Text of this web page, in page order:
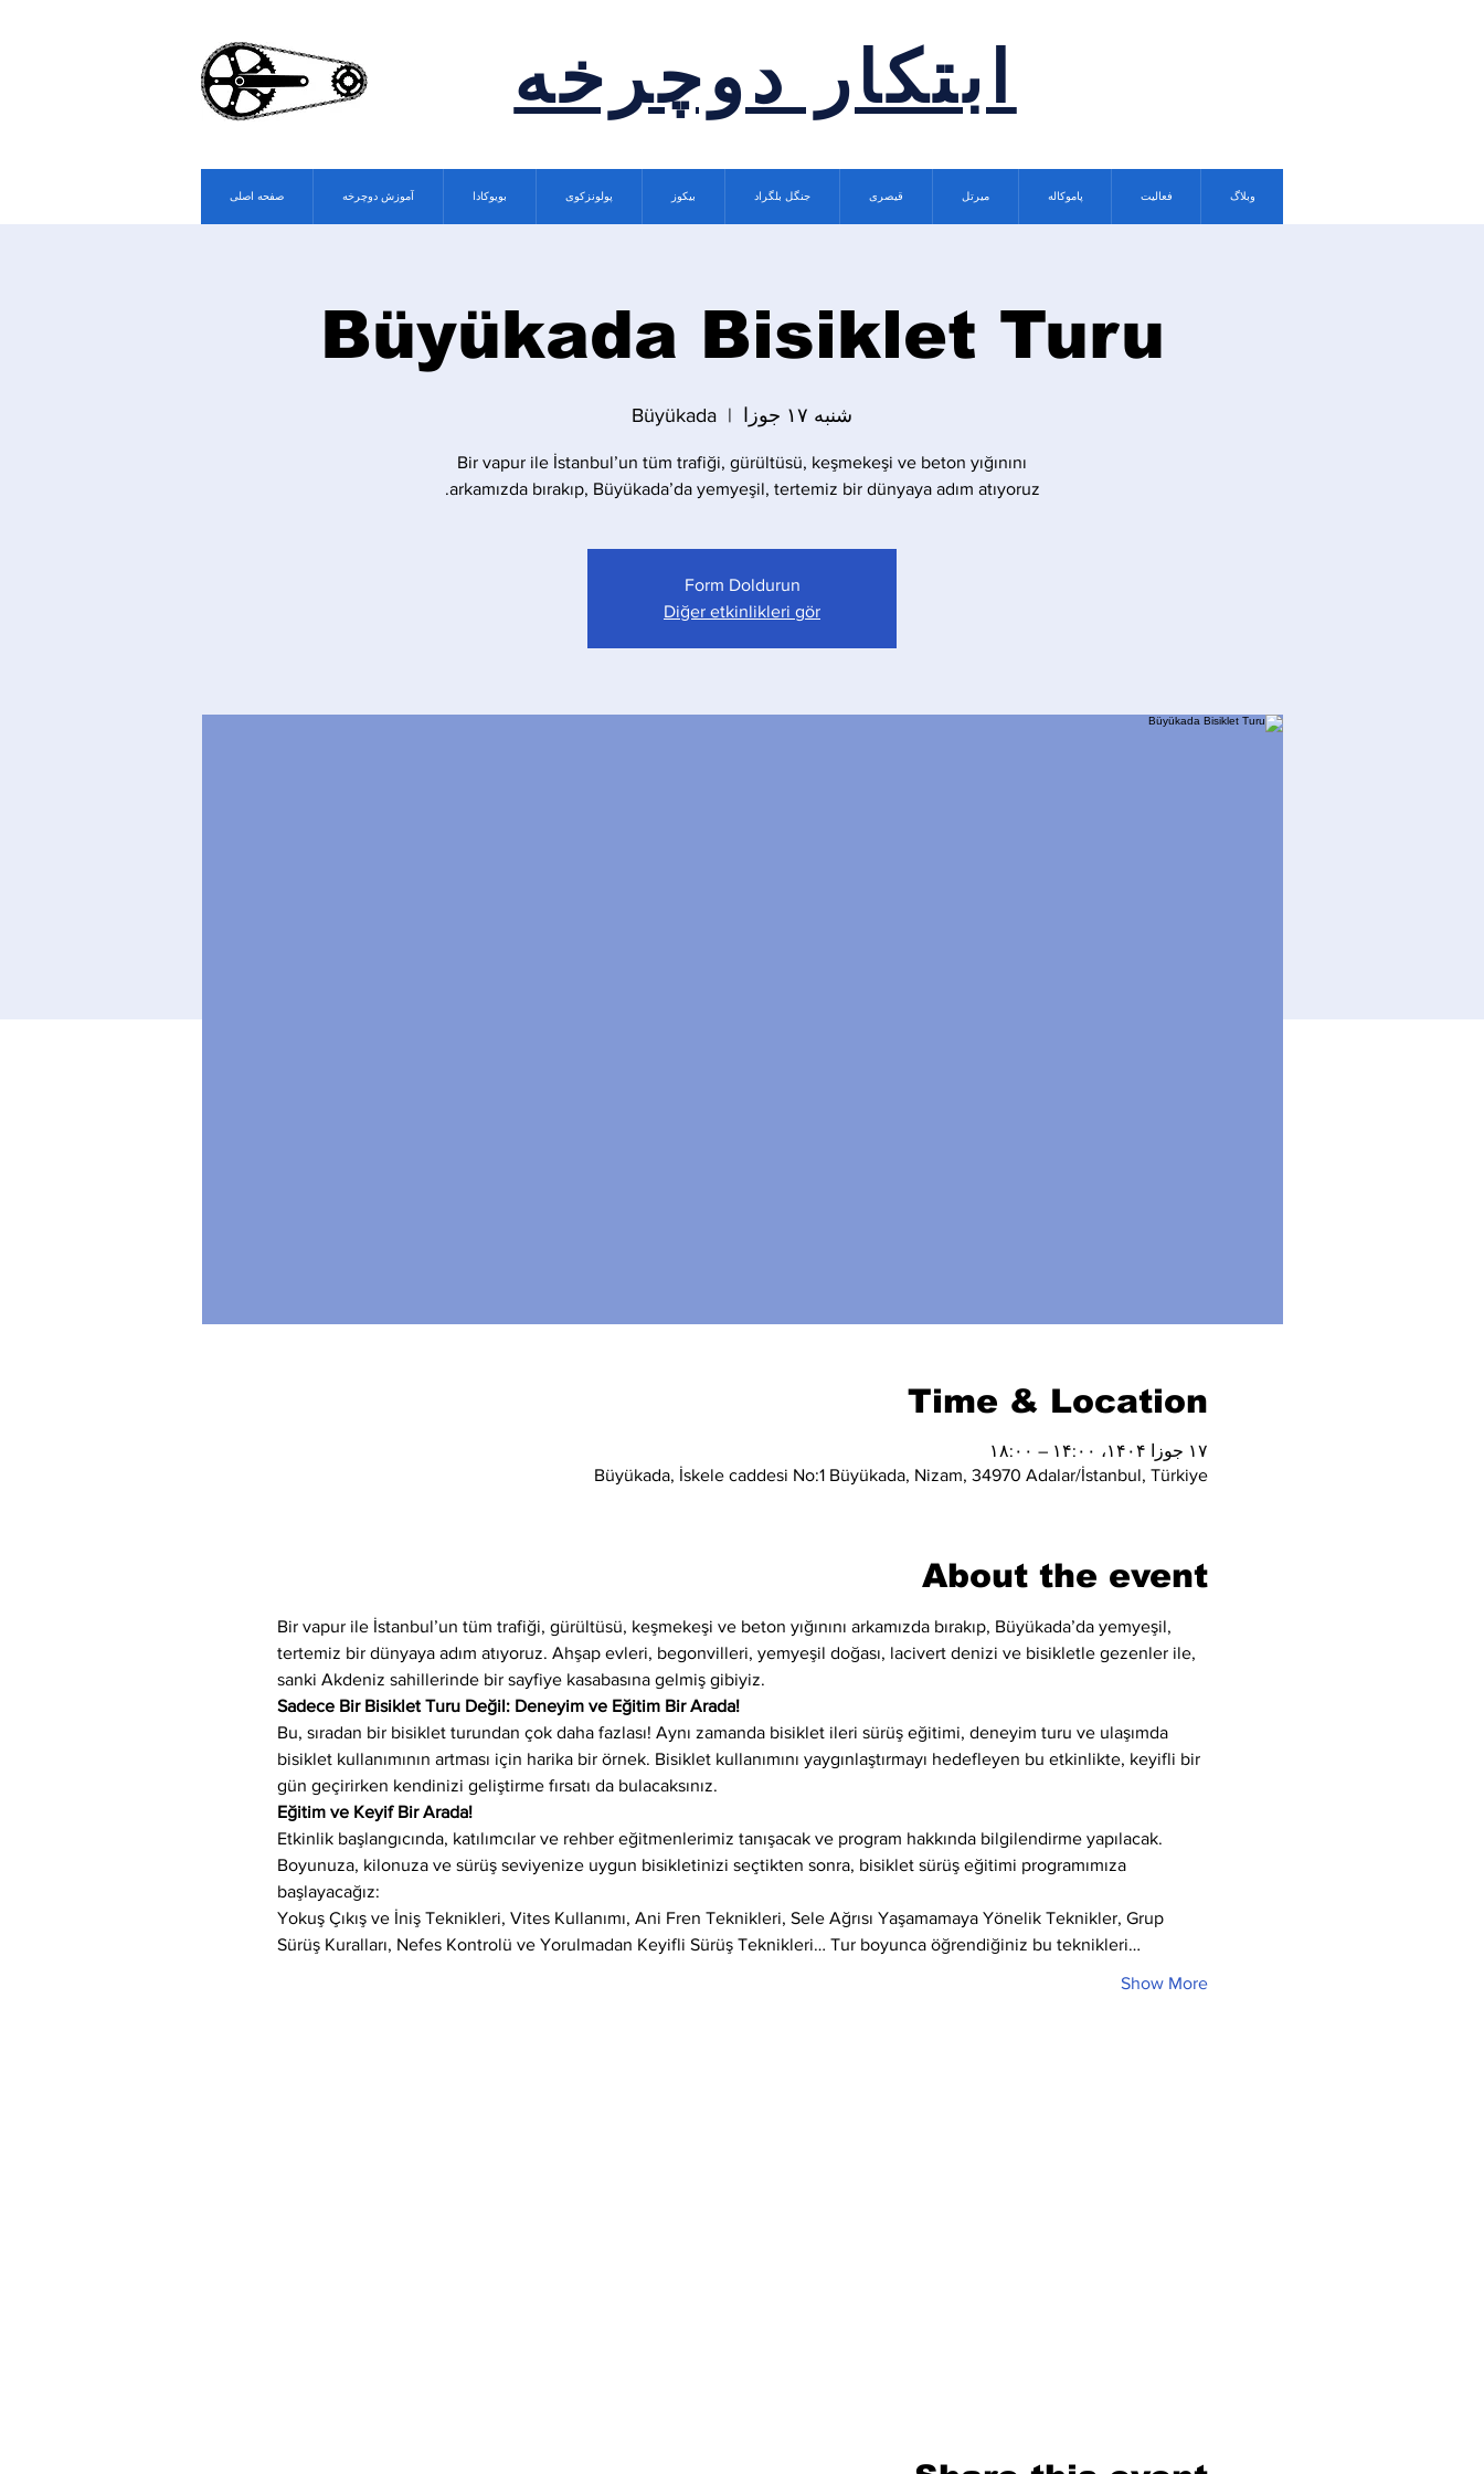
ابتکار دوچرخه
صفحه اصلی آموزش دوچرخه بویوکادا پولونزکوی بیکوز جنگل بلگراد قیصری میرتل پاموکاله فعالیت وبلاگ
Büyükada Bisiklet Turu
شنبه ۱۷ جوزا
  |
Büyükada
Bir vapur ile İstanbul’un tüm trafiği, gürültüsü, keşmekeşi ve beton yığınını
arkamızda bırakıp, Büyükada’da yemyeşil, tertemiz bir dünyaya adım atıyoruz.
Form Doldurun
Diğer etkinlikleri gör
Time & Location
۱۷ جوزا ۱۴۰۴، ۱۴:۰۰ – ۱۸:۰۰
Büyükada, İskele caddesi No:1 Büyükada, Nizam, 34970 Adalar/İstanbul, Türkiye
About the event
Bir vapur ile İstanbul’un tüm trafiği, gürültüsü, keşmekeşi ve beton yığınını arkamızda bırakıp, Büyükada’da yemyeşil,
tertemiz bir dünyaya adım atıyoruz. Ahşap evleri, begonvilleri, yemyeşil doğası, lacivert denizi ve bisikletle gezenler ile,
sanki Akdeniz sahillerinde bir sayfiye kasabasına gelmiş gibiyiz.
Sadece Bir Bisiklet Turu Değil: Deneyim ve Eğitim Bir Arada!
Bu, sıradan bir bisiklet turundan çok daha fazlası! Aynı zamanda bisiklet ileri sürüş eğitimi, deneyim turu ve ulaşımda
bisiklet kullanımının artması için harika bir örnek. Bisiklet kullanımını yaygınlaştırmayı hedefleyen bu etkinlikte, keyifli bir
gün geçirirken kendinizi geliştirme fırsatı da bulacaksınız.
Eğitim ve Keyif Bir Arada!
Etkinlik başlangıcında, katılımcılar ve rehber eğitmenlerimiz tanışacak ve program hakkında bilgilendirme yapılacak.
Boyunuza, kilonuza ve sürüş seviyenize uygun bisikletinizi seçtikten sonra, bisiklet sürüş eğitimi programımıza
başlayacağız:
Yokuş Çıkış ve İniş Teknikleri, Vites Kullanımı, Ani Fren Teknikleri, Sele Ağrısı Yaşamamaya Yönelik Teknikler, Grup
Sürüş Kuralları, Nefes Kontrolü ve Yorulmadan Keyifli Sürüş Teknikleri… Tur boyunca öğrendiğiniz bu teknikleri…
Show More